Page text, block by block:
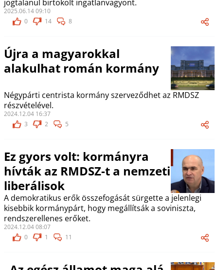
jogtalanul birtokolt ingatlanvagyont.
2025.06.14 09:10
0
14 8
Újra a magyarokkal
alakulhat román kormány
Négypárti centrista kormány szerveződhet az RMDSZ
részvételével.
2024.12.04 16:37
3
2 5
Ez gyors volt: kormányra
hívták az RMDSZ-t a nemzeti
liberálisok
A demokratikus erők összefogását sürgette a jelenlegi
kisebbik kormánypárt, hogy megállítsák a soviniszta,
rendszerellenes erőket.
2024.12.04 08:07
0
1 11